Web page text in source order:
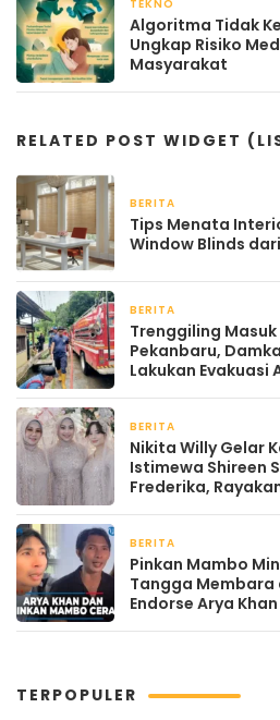
TEKNO
Algoritma Tidak
Ungkap Risiko
Masyarakat
RELATED POST WIDGET
BERITA
Tips Menata
Window Blinds
BERITA
Trenggiling
Pekanbaru,
Lakukan Evakuasi
BERITA
Nikita Willy Gelar
Istimewa Shireen
Frederika,
BERITA
Pinkan Mambo
Tangga Membara
Endorse Arya Khan
TERPOPULER